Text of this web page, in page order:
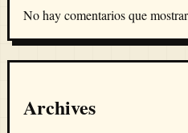
No hay comentarios que
Archives